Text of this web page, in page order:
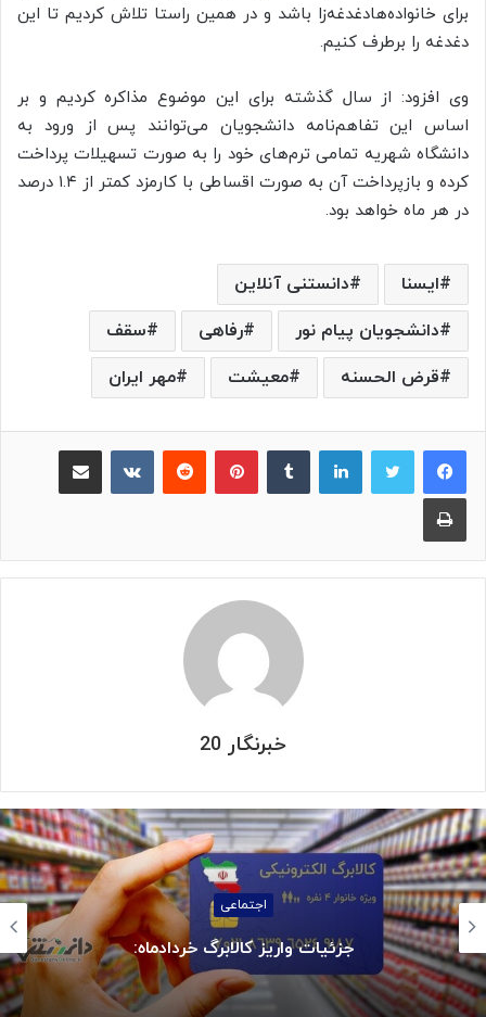
برای خانواده‌هادغدغه‌زا باشد و در همین راستا تلاش کردیم تا این
دغدغه را برطرف کنیم.
وی افزود: از سال گذشته برای این موضوع مذاکره کردیم و بر
اساس این تفاهم‌نامه دانشجویان می‌توانند پس از ورود به
دانشگاه شهریه تمامی ترم‌های خود را به صورت تسهیلات پرداخت
کرده و بازپرداخت آن به صورت اقساطی با کارمزد کمتر از ۱.۴ درصد
در هر ماه خواهد بود.
ایسنا
دانستنی آنلاین
دانشجویان پیام نور
رفاهی
سقف
قرض الحسنه
معیشت مهر ایران
لینکدین پینترست ‫رددیت
چاپ
خبرنگار 20
اجتماعی
ناترازی ناعادلانه در مصرف برق بخش خانگی